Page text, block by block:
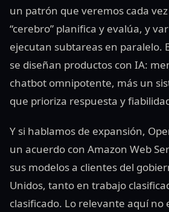
un patrón que veremos cada
“cerebro” planifica y evalúa, y
ejecutan subtareas en paralelo.
se diseñan productos con IA:
chatbot omnipotente, más un
que prioriza respuesta y
Y si hablamos de expansión,
un acuerdo con Amazon Web
sus modelos a clientes del
Unidos, tanto en trabajo
clasificado. Lo relevante aquí no